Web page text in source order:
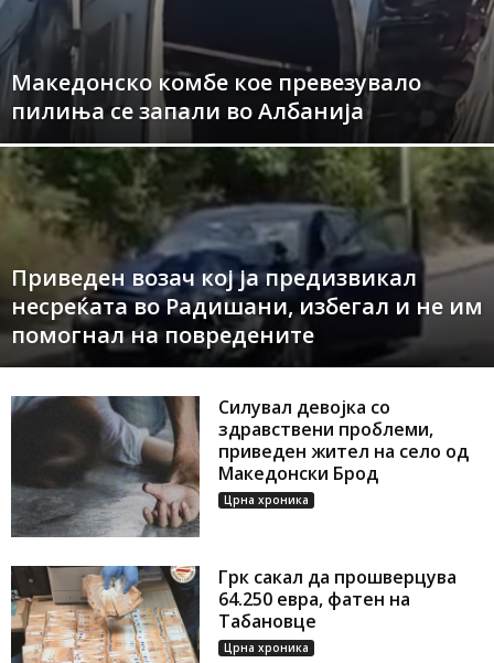
Македонско комбе кое превезувало
пилиња се запали во Албанија
Приведен возач кој ја предизвикал
несреќата во Радишани, избегал и не им
помогнал на повредените
Силувал девојка со
здравствени проблеми,
приведен жител на село од
Македонски Брод
Црна хроника
Грк сакал да прошверцува
64.250 евра, фатен на
Табановце
Црна хроника